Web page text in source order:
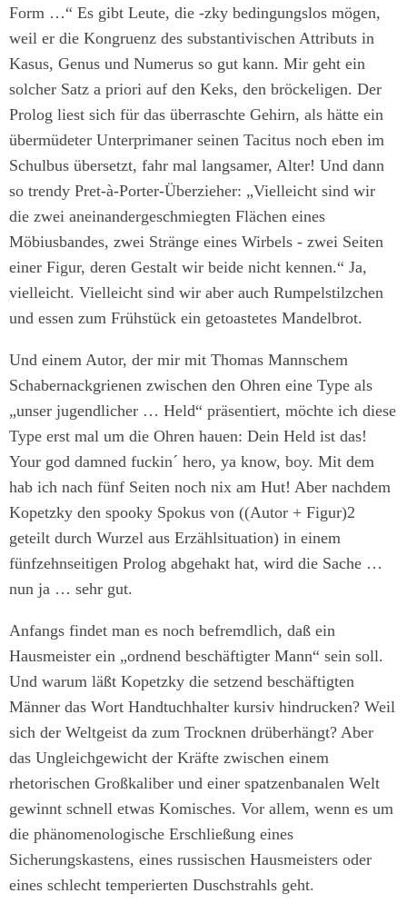
Form …“ Es gibt Leute, die -zky bedingungslos mögen,
weil er die Kongruenz des substantivischen Attributs in
Kasus, Genus und Numerus so gut kann. Mir geht ein
solcher Satz a priori auf den Keks, den bröckeligen. Der
Prolog liest sich für das überraschte Gehirn, als hätte ein
übermüdeter Unterprimaner seinen Tacitus noch eben im
Schulbus übersetzt, fahr mal langsamer, Alter! Und dann
so trendy Pret-à-Porter-Überzieher: „Vielleicht sind wir
die zwei aneinandergeschmiegten Flächen eines
Möbiusbandes, zwei Stränge eines Wirbels - zwei Seiten
einer Figur, deren Gestalt wir beide nicht kennen.“ Ja,
vielleicht. Vielleicht sind wir aber auch Rumpelstilzchen
und essen zum Frühstück ein getoastetes Mandelbrot.
Und einem Autor, der mir mit Thomas Mannschem
Schabernackgrienen zwischen den Ohren eine Type als
„unser jugendlicher … Held“ präsentiert, möchte ich diese
Type erst mal um die Ohren hauen: Dein Held ist das!
Your god damned fuckin´ hero, ya know, boy. Mit dem
hab ich nach fünf Seiten noch nix am Hut! Aber nachdem
Kopetzky den spooky Spokus von ((Autor + Figur)2
geteilt durch Wurzel aus Erzählsituation) in einem
fünfzehnseitigen Prolog abgehakt hat, wird die Sache …
nun ja … sehr gut.
Anfangs findet man es noch befremdlich, daß ein
Hausmeister ein „ordnend beschäftigter Mann“ sein soll.
Und warum läßt Kopetzky die setzend beschäftigten
Männer das Wort Handtuchhalter kursiv hindrucken? Weil
sich der Weltgeist da zum Trocknen drüberhängt? Aber
das Ungleichgewicht der Kräfte zwischen einem
rhetorischen Großkaliber und einer spatzenbanalen Welt
gewinnt schnell etwas Komisches. Vor allem, wenn es um
die phänomenologische Erschließung eines
Sicherungskastens, eines russischen Hausmeisters oder
eines schlecht temperierten Duschstrahls geht.